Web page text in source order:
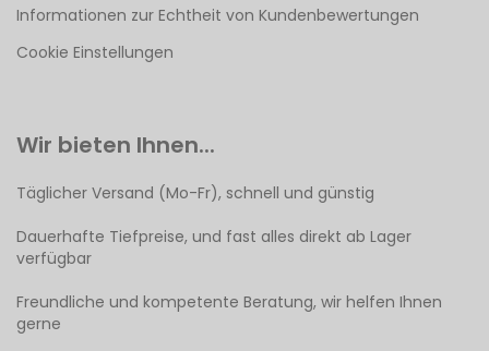
Informationen zur Echtheit von Kundenbewertungen
Cookie Einstellungen
Wir bieten Ihnen...
Täglicher Versand (Mo-Fr), schnell und günstig
Dauerhafte Tiefpreise, und fast alles direkt ab Lager
verfügbar
Freundliche und kompetente Beratung, wir helfen Ihnen
gerne